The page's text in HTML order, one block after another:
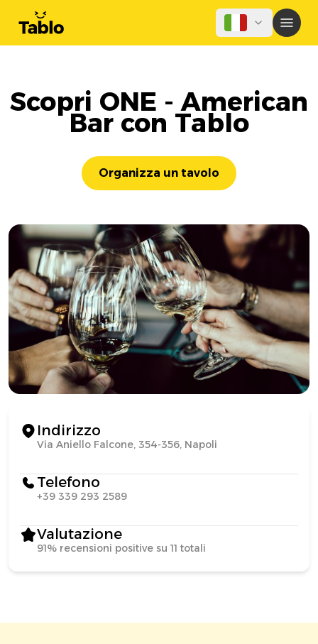
Scopri ONE - American
Bar con Tablo
Organizza un tavolo
Indirizzo
Via Aniello Falcone, 354-356, Napoli
Telefono
+39 339 293 2589
Valutazione
91% recensioni positive su 11 totali